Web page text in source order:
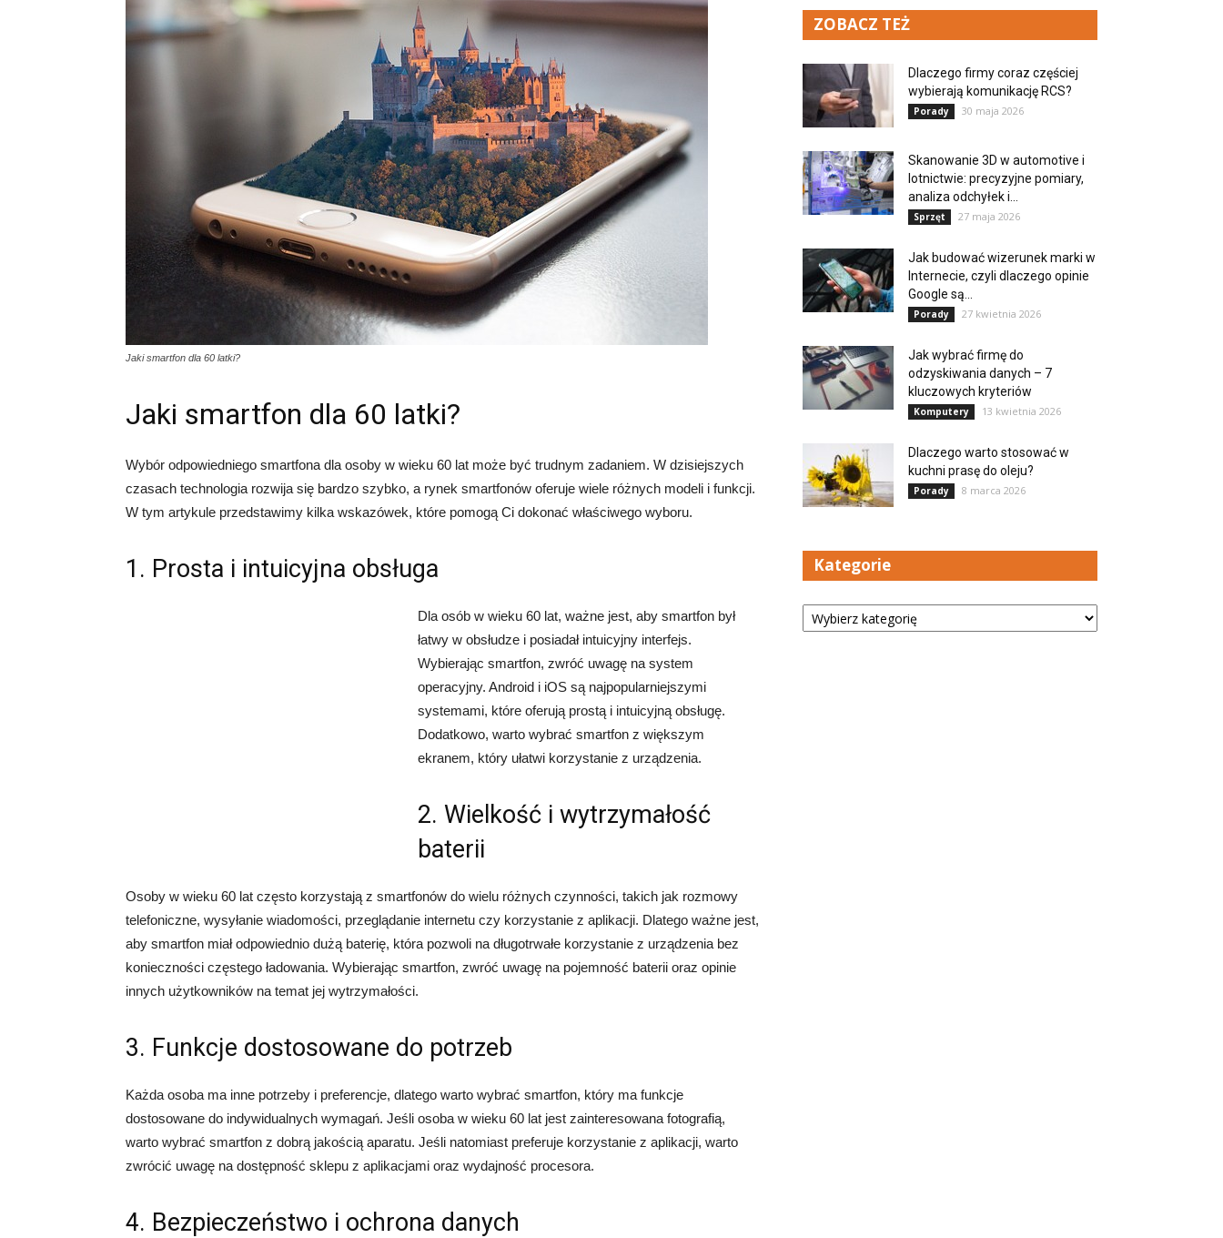
Jaki smartfon dla 60 latki?
Jaki smartfon dla 60 latki?
Wybór odpowiedniego smartfona dla osoby w wieku 60 lat może być trudnym zadaniem. W dzisiejszych
czasach technologia rozwija się bardzo szybko, a rynek smartfonów oferuje wiele różnych modeli i funkcji.
W tym artykule przedstawimy kilka wskazówek, które pomogą Ci dokonać właściwego wyboru.
1. Prosta i intuicyjna obsługa
Dla osób w wieku 60 lat, ważne jest, aby smartfon był
łatwy w obsłudze i posiadał intuicyjny interfejs.
Wybierając smartfon, zwróć uwagę na system
operacyjny. Android i iOS są najpopularniejszymi
systemami, które oferują prostą i intuicyjną obsługę.
Dodatkowo, warto wybrać smartfon z większym
ekranem, który ułatwi korzystanie z urządzenia.
2. Wielkość i wytrzymałość
baterii
Osoby w wieku 60 lat często korzystają z smartfonów do wielu różnych czynności, takich jak rozmowy
telefoniczne, wysyłanie wiadomości, przeglądanie internetu czy korzystanie z aplikacji. Dlatego ważne jest,
aby smartfon miał odpowiednio dużą baterię, która pozwoli na długotrwałe korzystanie z urządzenia bez
konieczności częstego ładowania. Wybierając smartfon, zwróć uwagę na pojemność baterii oraz opinie
innych użytkowników na temat jej wytrzymałości.
3. Funkcje dostosowane do potrzeb
Każda osoba ma inne potrzeby i preferencje, dlatego warto wybrać smartfon, który ma funkcje
dostosowane do indywidualnych wymagań. Jeśli osoba w wieku 60 lat jest zainteresowana fotografią,
warto wybrać smartfon z dobrą jakością aparatu. Jeśli natomiast preferuje korzystanie z aplikacji, warto
zwrócić uwagę na dostępność sklepu z aplikacjami oraz wydajność procesora.
4. Bezpieczeństwo i ochrona danych
ZOBACZ TEŻ
Dlaczego firmy coraz częściej
wybierają komunikację RCS?
Porady 30 maja 2026
Skanowanie 3D w automotive i
lotnictwie: precyzyjne pomiary,
analiza odchyłek i...
Sprzęt 27 maja 2026
Jak budować wizerunek marki w
Internecie, czyli dlaczego opinie
Google są...
Porady 27 kwietnia 2026
Jak wybrać firmę do
odzyskiwania danych – 7
kluczowych kryteriów
Komputery 13 kwietnia 2026
Dlaczego warto stosować w
kuchni prasę do oleju?
Porady 8 marca 2026
Kategorie
Kategorie